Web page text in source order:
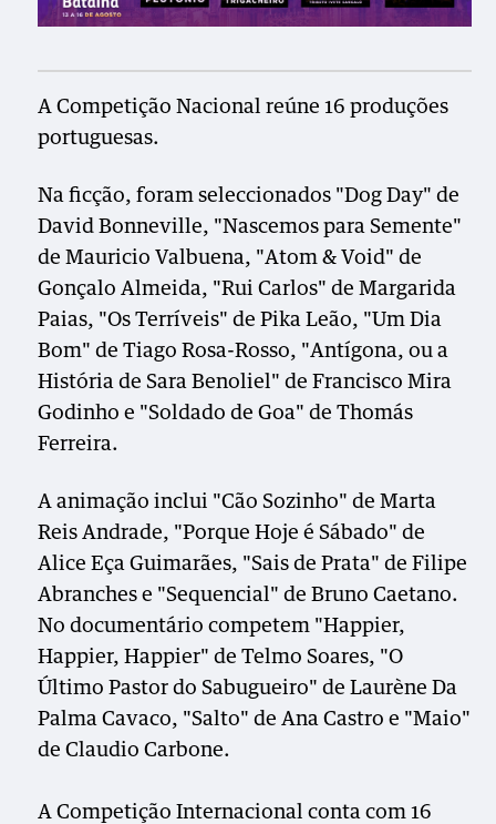
A Competição Nacional reúne 16 produções
portuguesas.
Na ficção, foram seleccionados "Dog Day" de
David Bonneville, "Nascemos para Semente"
de Mauricio Valbuena, "Atom & Void" de
Gonçalo Almeida, "Rui Carlos" de Margarida
Paias, "Os Terríveis" de Pika Leão, "Um Dia
Bom" de Tiago Rosa-Rosso, "Antígona, ou a
História de Sara Benoliel" de Francisco Mira
Godinho e "Soldado de Goa" de Thomás
Ferreira.
A animação inclui "Cão Sozinho" de Marta
Reis Andrade, "Porque Hoje é Sábado" de
Alice Eça Guimarães, "Sais de Prata" de Filipe
Abranches e "Sequencial" de Bruno Caetano.
No documentário competem "Happier,
Happier, Happier" de Telmo Soares, "O
Último Pastor do Sabugueiro" de Laurène Da
Palma Cavaco, "Salto" de Ana Castro e "Maio"
de Claudio Carbone.
A Competição Internacional conta com 16